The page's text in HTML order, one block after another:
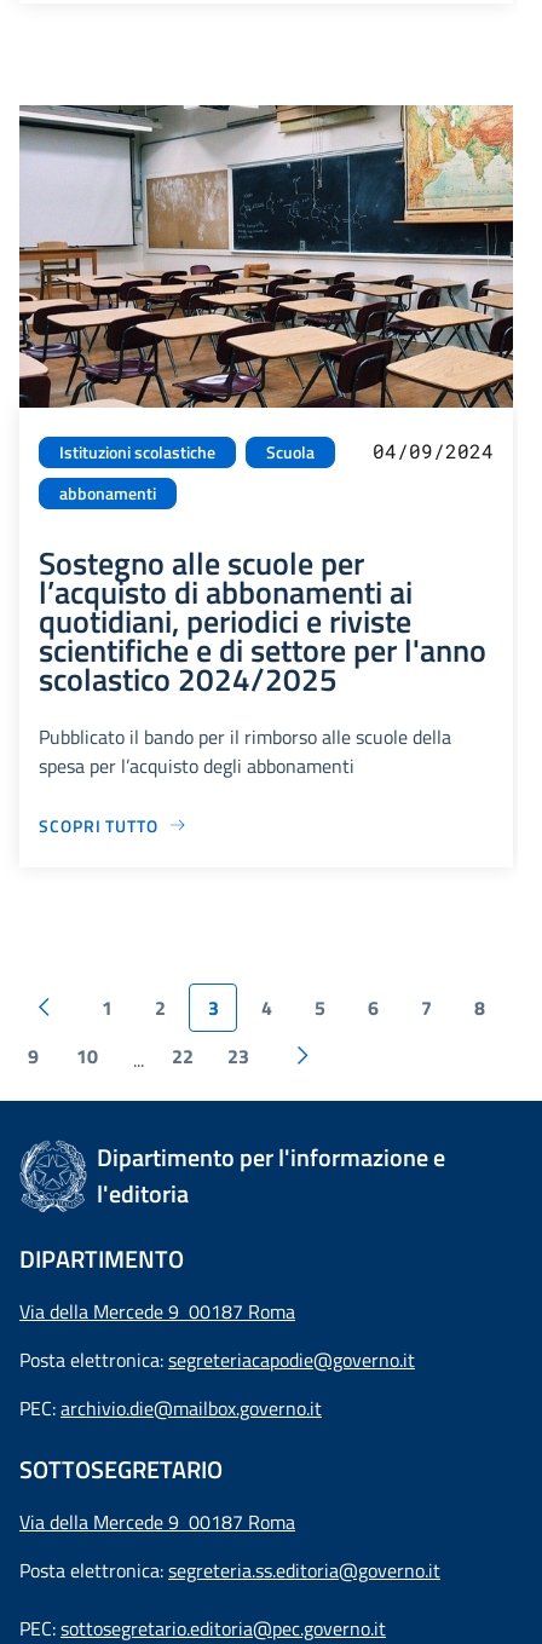
Istituzioni scolastiche
Scuola
abbonamenti
04/09/2024
Sostegno alle scuole per
l’acquisto di abbonamenti ai
quotidiani, periodici e riviste
scientifiche e di settore per l'anno
scolastico 2024/2025
Pubblicato il bando per il rimborso alle scuole della
spesa per l’acquisto degli abbonamenti
SCOPRI TUTTO
1 2 3 4 5 6 7
8
9
10 ... 22 23
Dipartimento per l'informazione e
l'editoria
DIPARTIMENTO
Via della Mercede 9 00187 Roma
Posta elettronica:segreteriacapodie@governo.it
PEC:archivio.die@mailbox.governo.it
SOTTOSEGRETARIO
Via della Mercede 9 00187 Roma
Posta elettronica:segreteria.ss.editoria@governo.it
PEC:sottosegretario.editoria@pec.governo.it